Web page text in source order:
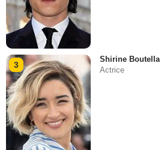
3
Shirine Boutella
Actrice